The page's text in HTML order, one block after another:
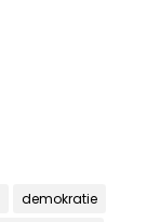
demokratie